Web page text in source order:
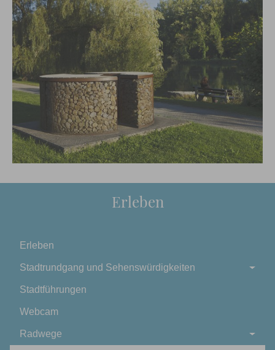
Erleben
Erleben
Stadtrundgang und Sehenswürdigkeiten
Stadtführungen
Webcam
Radwege